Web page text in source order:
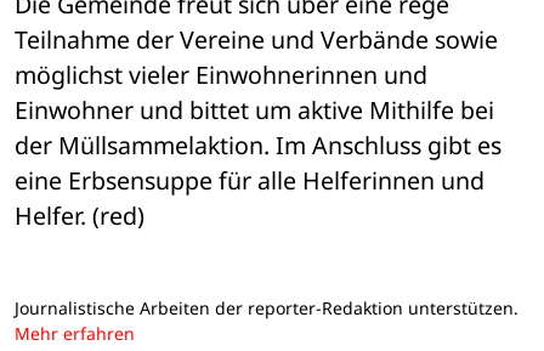
Teilnahme der Vereine und Verbände sowie
möglichst vieler Einwohnerinnen und
Einwohner und bittet um aktive Mithilfe bei
der Müllsammelaktion. Im Anschluss gibt es
eine Erbsensuppe für alle Helferinnen und
Helfer. (red)
Journalistische Arbeiten der reporter-Redaktion unterstützen.
Mehr erfahren